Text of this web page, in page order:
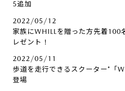
5追加
2022/05/12
家族にWHILLを贈った方先着100
レゼント！
2022/05/11
歩道を走行できるスクーター*「
登場